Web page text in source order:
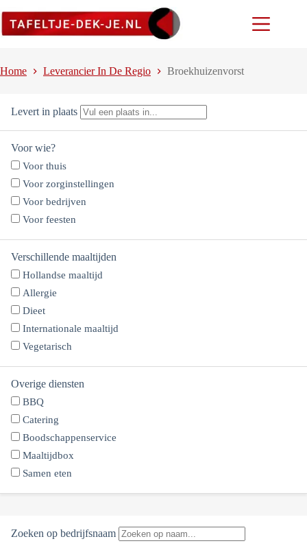
naar
Home Leverancier In De Regio Broekhuizenvorst
Levert in plaats
Voor wie?
Voor thuis
Voor zorginstellingen
Voor bedrijven
Voor feesten
Verschillende maaltijden
Hollandse maaltijd
Allergie
Dieet
Internationale maaltijd
Vegetarisch
Overige diensten
BBQ
Catering
Boodschappenservice
Maaltijdbox
Samen eten
Zoeken op bedrijfsnaam